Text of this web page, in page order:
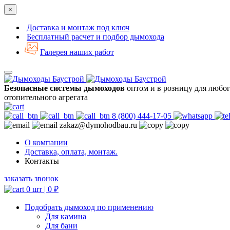
×
Доставка и монтаж под ключ
Бесплатный расчет и подбор дымохода
Галерея наших работ
Безопасные системы дымоходов оптом и в розницу для
отопительного агрегата
8 (800) 444-17-05
zakaz@dymohodbau.ru
О компании
Доставка, оплата, монтаж.
Контакты
заказать звонок
0 шт | 0 ₽
Подобрать дымоход по применению
Для камина
Для бани